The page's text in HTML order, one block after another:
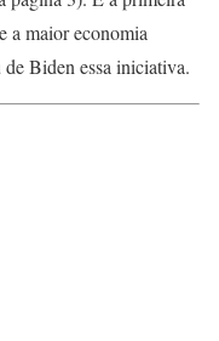
a maior economia
Biden essa iniciativa.